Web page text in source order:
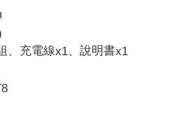
、充電線x1、說明書x1